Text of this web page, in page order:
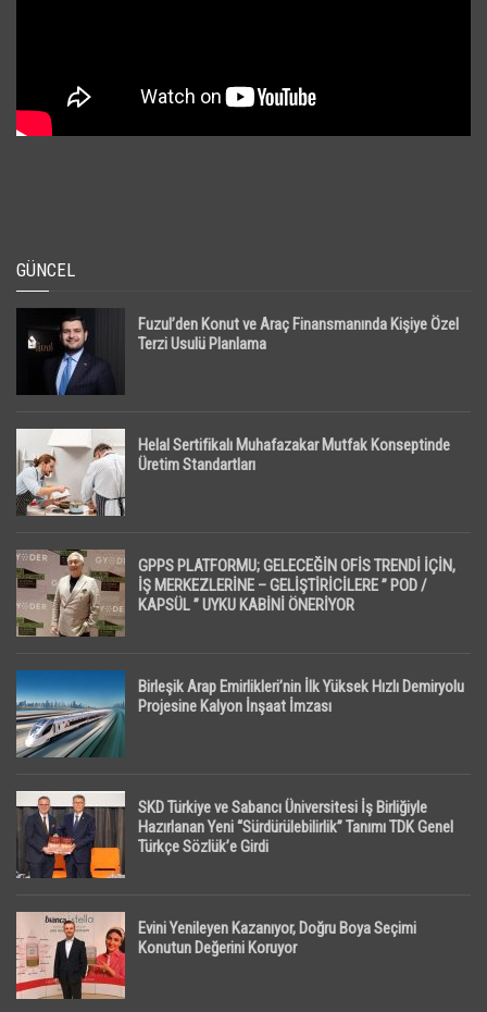
GÜNCEL
Fuzul’den Konut ve Araç Finansmanında Kişiye Özel
Terzi Usulü Planlama
Helal Sertifikalı Muhafazakar Mutfak Konseptinde
Üretim Standartları
GPPS PLATFORMU; GELECEĞİN OFİS TRENDİ İÇİN,
İŞ MERKEZLERİNE – GELİŞTİRİCİLERE ” POD /
KAPSÜL ” UYKU KABİNİ ÖNERİYOR
Birleşik Arap Emirlikleri’nin İlk Yüksek Hızlı Demiryolu
Projesine Kalyon İnşaat İmzası
SKD Türkiye ve Sabancı Üniversitesi İş Birliğiyle
Hazırlanan Yeni “Sürdürülebilirlik” Tanımı TDK Genel
Türkçe Sözlük’e Girdi
Evini Yenileyen Kazanıyor, Doğru Boya Seçimi
Konutun Değerini Koruyor